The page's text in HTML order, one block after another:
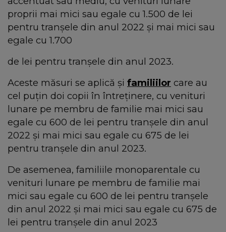
proprii mai mici sau egale cu 1.500 de lei
pentru tranșele din anul 2022 și mai mici sau
egale cu 1.700
de lei pentru tranșele din anul 2023.
Aceste măsuri se aplică și familiilor care au
cel puțin doi copii în întreținere, cu venituri
lunare pe membru de familie mai mici sau
egale cu 600 de lei pentru tranșele din anul
2022 și mai mici sau egale cu 675 de lei
pentru tranșele din anul 2023.
De asemenea, familiile monoparentale cu
venituri lunare pe membru de familie mai
mici sau egale cu 600 de lei pentru tranșele
din anul 2022 și mai mici sau egale cu 675 de
lei pentru tranșele din anul 2023